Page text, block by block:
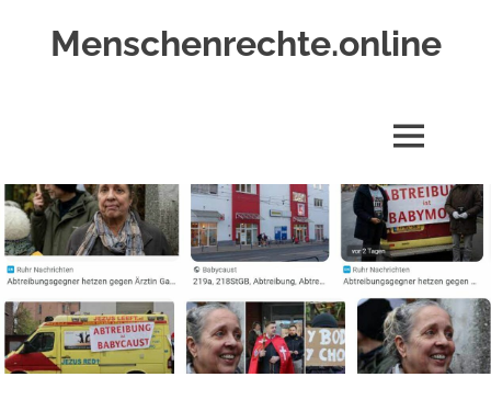
Menschenrechte.online
Geborene
wie
für
Ungeborene
MENÜ